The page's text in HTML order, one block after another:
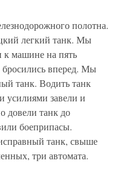
полотна.
легкий танк. Мы
к машине на пять
бросились вперед. Мы
танк. Водить танк
усилиями завели и
довели танк до
боеприпасы.
танк, свыше
три автомата.